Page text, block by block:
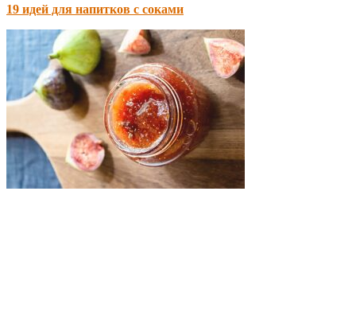
19 идей для напитков с соками